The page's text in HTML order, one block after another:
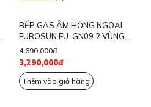
BẾP GAS ÂM HỒNG NGOẠI
EUROSUN EU-GN09 2 VÙNG
NẤU
4,690,000đ
3,290,000đ
Thêm vào giỏ hàng